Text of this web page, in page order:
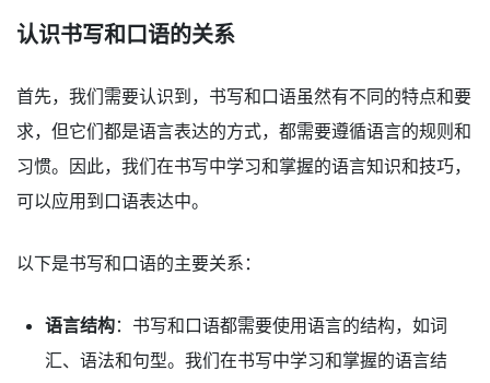
认识书写和口语的关系
首先，我们需要认识到，书写和口语虽然有不同的特点和要
求，但它们都是语言表达的方式，都需要遵循语言的规则和
习惯。因此，我们在书写中学习和掌握的语言知识和技巧，
可以应用到口语表达中。
以下是书写和口语的主要关系：
语言结构：书写和口语都需要使用语言的结构，如词
汇、语法和句型。我们在书写中学习和掌握的语言结